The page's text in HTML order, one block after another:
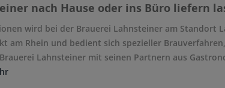
nach Hause oder ins Büro liefern
wird bei der Brauerei Lahnsteiner am
am Rhein und bedient sich spezieller
Lahnsteiner mit seinen Partnern aus